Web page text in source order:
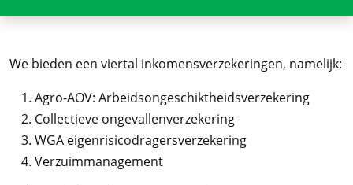
We bieden een viertal inkomensverzekeringen, namelijk:
Agro-AOV: Arbeidsongeschiktheidsverzekering
Collectieve ongevallenverzekering
WGA eigenrisicodragersverzekering
Verzuimmanagement